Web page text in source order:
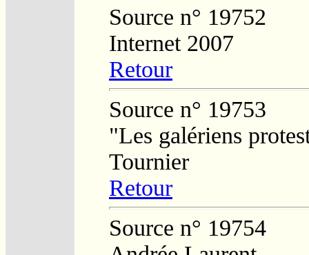
Source n° 19752
Internet 2007
Retour
Source n° 19753
"Les galériens
Tournier
Retour
Source n° 19754